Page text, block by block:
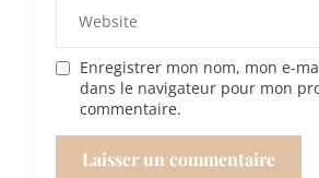
Enregistrer mon nom, mon e-
dans le navigateur pour mon
commentaire.